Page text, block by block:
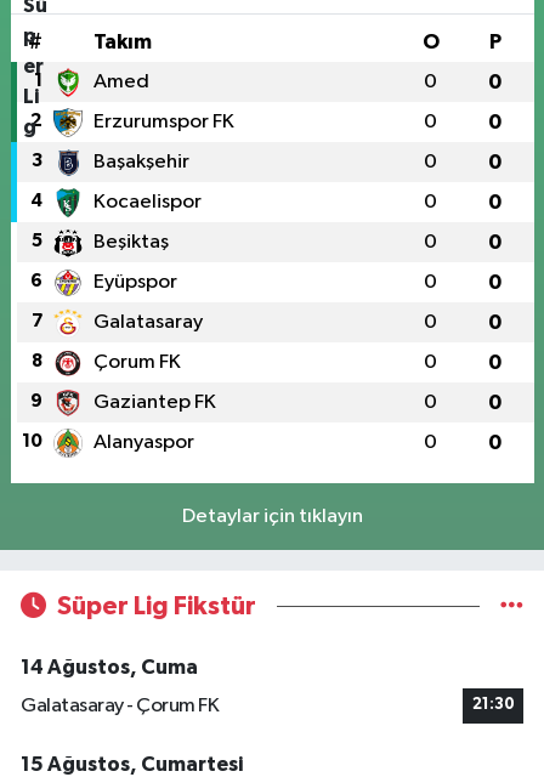
# Takım O P
1 Amed 0 0
2 Erzurumspor FK 0 0
3 Başakşehir 0 0
4 Kocaelispor 0 0
5 Beşiktaş 0 0
6 Eyüpspor 0 0
7 Galatasaray 0 0
8 Çorum FK 0 0
9 Gaziantep FK 0 0
10 Alanyaspor 0 0
Detaylar için tıklayın
Süper Lig Fikstür
14 Ağustos, Cuma
Galatasaray - Çorum FK
21:30
15 Ağustos, Cumartesi